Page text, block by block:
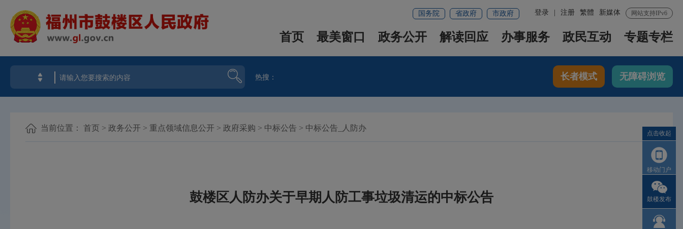
网站支持IPv6
新媒体
繁體
登录 注册
国务院 省政府 市政府
首页 最美窗口 政务公开 解读回应 办事服务 政民互动 专题专栏
热搜： 长者模式 无障碍浏览
当前位置： 首页 > 政务公开 > 重点领域信息公开 > 政府采购 > 中标公告 > 中标公告_人防办
鼓楼区人防办关于早期人防工事垃圾清运的中标公告
点击收起
移动门户
鼓楼发布